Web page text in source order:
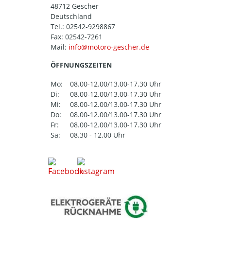
48712 Gescher
Deutschland
Tel.: 02542-9298867
Fax: 02542-7261
Mail:
ÖFFNUNGSZEITEN
Mo:
08.00-12.00/13.00-17.30 Uhr
Di:
08.00-12.00/13.00-17.30 Uhr
Mi:
08.00-12.00/13.00-17.30 Uhr
Do:
08.00-12.00/13.00-17.30 Uhr
Fr:
08.00-12.00/13.00-17.30 Uhr
Sa:
08.30 - 12.00 Uhr